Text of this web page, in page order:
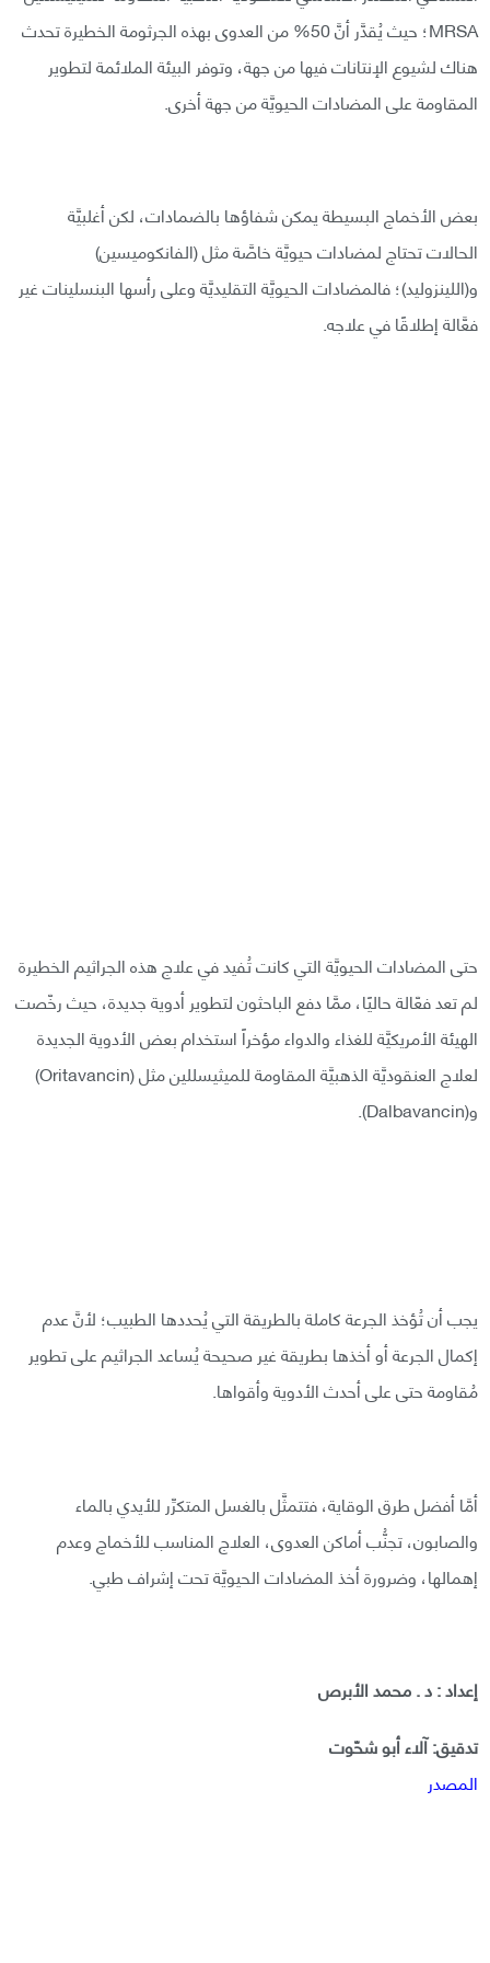
MRSA؛ حيث يُقدَّر أنَّ 50% من العدوى بهذه الجرثومة الخطيرة تحدث
هناك لشيوع الإنتانات فيها من جهة، وتوفر البيئة الملائمة لتطوير
المقاومة على المضادات الحيويَّة من جهة أخرى.
بعض الأخماج البسيطة يمكن شفاؤها بالضمادات، لكن أغلبيَّة
الحالات تحتاج لمضادات حيويَّة خاصَّة مثل (الفانكوميسين)
و(اللينزوليد)؛ فالمضادات الحيويَّة التقليديَّة وعلى رأسها البنسلينات غير
فعَّالة إطلاقًا في علاجه.
حتى المضادات الحيويَّة التي كانت تُفيد في علاج هذه الجراثيم الخطيرة
لم تعد فعّالة حاليًا، ممَّا دفع الباحثون لتطوير أدوية جديدة، حيث رخّصت
الهيئة الأمريكيَّة للغذاء والدواء مؤخراً استخدام بعض الأدوية الجديدة
لعلاج العنقوديَّة الذهبيَّة المقاومة للميثيسللين مثل (Oritavancin)
و(Dalbavancin).
يجب أن تُؤخذ الجرعة كاملة بالطريقة التي يُحددها الطبيب؛ لأنَّ عدم
إكمال الجرعة أو أخذها بطريقة غير صحيحة يُساعد الجراثيم على تطوير
مُقاومة حتى على أحدث الأدوية وأقواها.
أمَّا أفضل طرق الوقاية، فتتمثَّل بالغسل المتكرِّر للأيدي بالماء
والصابون، تجنُّب أماكن العدوى، العلاج المناسب للأخماج وعدم
إهمالها، وضرورة أخذ المضادات الحيويَّة تحت إشراف طبي.
إعداد : د . محمد الأبرص
تدقيق: آلاء أبو شحّوت
المصدر